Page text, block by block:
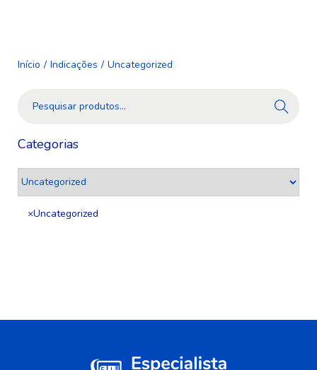
Início / Indicações / Uncategorized
Pesquis
Categorias
×Uncategorized